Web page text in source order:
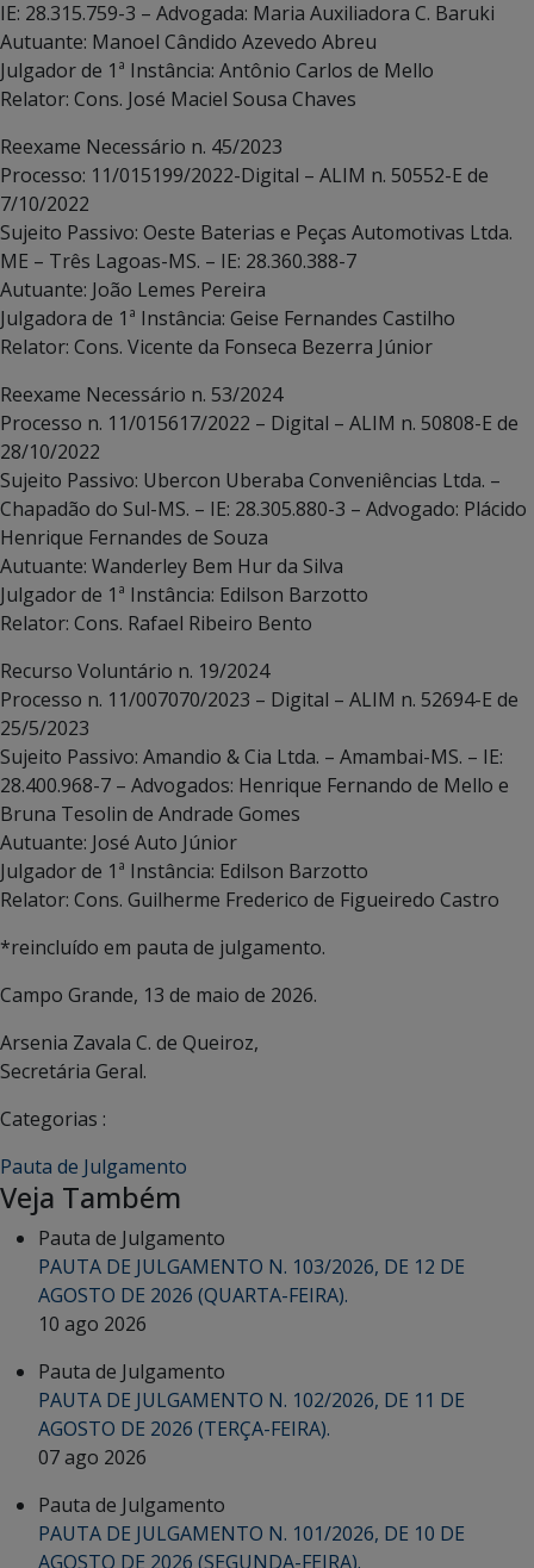
IE: 28.315.759-3 – Advogada: Maria Auxiliadora C. Baruki
Autuante: Manoel Cândido Azevedo Abreu
Julgador de 1ª Instância: Antônio Carlos de Mello
Relator: Cons. José Maciel Sousa Chaves
Reexame Necessário n. 45/2023
Processo: 11/015199/2022-Digital – ALIM n. 50552-E de
7/10/2022
Sujeito Passivo: Oeste Baterias e Peças Automotivas Ltda.
ME – Três Lagoas-MS. – IE: 28.360.388-7
Autuante: João Lemes Pereira
Julgadora de 1ª Instância: Geise Fernandes Castilho
Relator: Cons. Vicente da Fonseca Bezerra Júnior
Reexame Necessário n. 53/2024
Processo n. 11/015617/2022 – Digital – ALIM n. 50808-E de
28/10/2022
Sujeito Passivo: Ubercon Uberaba Conveniências Ltda. –
Chapadão do Sul-MS. – IE: 28.305.880-3 – Advogado: Plácido
Henrique Fernandes de Souza
Autuante: Wanderley Bem Hur da Silva
Julgador de 1ª Instância: Edilson Barzotto
Relator: Cons. Rafael Ribeiro Bento
Recurso Voluntário n. 19/2024
Processo n. 11/007070/2023 – Digital – ALIM n. 52694-E de
25/5/2023
Sujeito Passivo: Amandio & Cia Ltda. – Amambai-MS. – IE:
28.400.968-7 – Advogados: Henrique Fernando de Mello e
Bruna Tesolin de Andrade Gomes
Autuante: José Auto Júnior
Julgador de 1ª Instância: Edilson Barzotto
Relator: Cons. Guilherme Frederico de Figueiredo Castro
*reincluído em pauta de julgamento.
Campo Grande, 13 de maio de 2026.
Arsenia Zavala C. de Queiroz,
Secretária Geral.
Categorias :
Pauta de Julgamento
Veja Também
Pauta de Julgamento
PAUTA DE JULGAMENTO N. 103/2026, DE 12 DE
AGOSTO DE 2026 (QUARTA-FEIRA).
10 ago 2026
Pauta de Julgamento
PAUTA DE JULGAMENTO N. 102/2026, DE 11 DE
AGOSTO DE 2026 (TERÇA-FEIRA).
07 ago 2026
Pauta de Julgamento
PAUTA DE JULGAMENTO N. 101/2026, DE 10 DE
AGOSTO DE 2026 (SEGUNDA-FEIRA).